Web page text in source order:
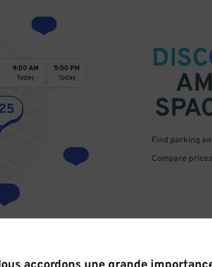
Find parking
Compare